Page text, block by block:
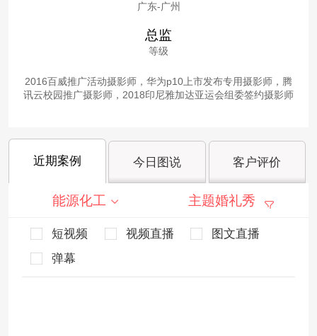
广东-广州
总监
等级
2016百威推广活动摄影师，华为p10上市发布专用摄影师，腾
讯云校园推广摄影师，2018印尼雅加达亚运会组委签约摄影师
近期案例 今日图说 客户评价
能源化工 主题婚礼秀
短视频 视频直播
图文直播
弹幕